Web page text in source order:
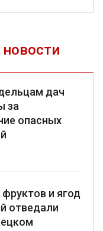
дач
за
опасных
и ягод
отведали